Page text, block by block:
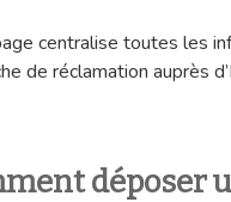
centralise toutes les
de réclamation auprès
déposer